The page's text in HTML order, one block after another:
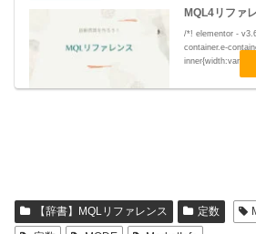
MQL4リファ
/*! elementor -
container.e-
inner{width:var(--
【辞書】MQLリファレンス 定数